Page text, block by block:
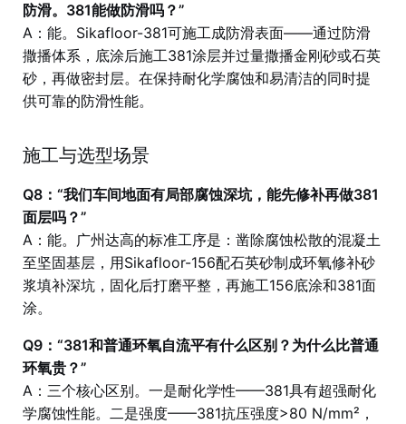
防滑。381能做防滑吗？”
A：能。Sikafloor-381可施工成防滑表面——通过防滑
撒播体系，底涂后施工381涂层并过量撒播金刚砂或石英
砂，再做密封层。在保持耐化学腐蚀和易清洁的同时提
供可靠的防滑性能。
施工与选型场景
Q8：“我们车间地面有局部腐蚀深坑，能先修补再做381
面层吗？”
A：能。广州达高的标准工序是：凿除腐蚀松散的混凝土
至坚固基层，用Sikafloor-156配石英砂制成环氧修补砂
浆填补深坑，固化后打磨平整，再施工156底涂和381面
涂。
Q9：“381和普通环氧自流平有什么区别？为什么比普通
环氧贵？”
A：三个核心区别。一是耐化学性——381具有超强耐化
学腐蚀性能。二是强度——381抗压强度>80 N/mm²，